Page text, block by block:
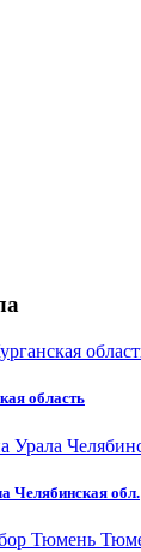
область
Челябинская обл.